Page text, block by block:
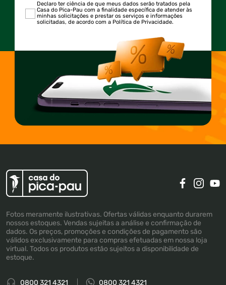
Declaro ter ciência de que meus dados serão tratados pela
Casa do Pica-Pau com a finalidade específica de atender às
minhas solicitações e prestar os serviços e informações
solicitadas, de acordo com a Política de Privacidade.
Fotos meramente ilustrativas. Ofertas válidas enquanto durarem
nossos estoques. Vendas sujeitas a análise e confirmação de
dados. Os preços, promoções e condições de pagamento são
válidos exclusivamente para compras efetuadas em nossa loja
virtual. Todos os produtos estão sujeitos a disponibilidade de
estoque.
0800 321 4321 0800 321 4321